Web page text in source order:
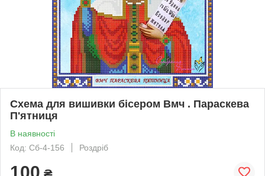
Схема для вишивки бісером Вмч . Параскева
П'ятниця
В наявності
Код: Сб-4-156
Роздріб
100